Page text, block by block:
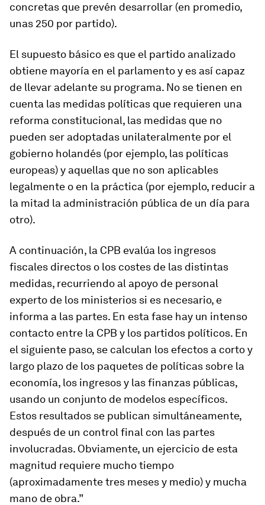
concretas que prevén desarrollar (en promedio,
unas 250 por partido).
El supuesto básico es que el partido analizado
obtiene mayoría en el parlamento y es así capaz
de llevar adelante su programa. No se tienen en
cuenta las medidas políticas que requieren una
reforma constitucional, las medidas que no
pueden ser adoptadas unilateralmente por el
gobierno holandés (por ejemplo, las políticas
europeas) y aquellas que no son aplicables
legalmente o en la práctica (por ejemplo, reducir a
la mitad la administración pública de un día para
otro).
A continuación, la CPB evalúa los ingresos
fiscales directos o los costes de las distintas
medidas, recurriendo al apoyo de personal
experto de los ministerios si es necesario, e
informa a las partes. En esta fase hay un intenso
contacto entre la CPB y los partidos políticos. En
el siguiente paso, se calculan los efectos a corto y
largo plazo de los paquetes de políticas sobre la
economía, los ingresos y las finanzas públicas,
usando un conjunto de modelos específicos.
Estos resultados se publican simultáneamente,
después de un control final con las partes
involucradas. Obviamente, un ejercicio de esta
magnitud requiere mucho tiempo
(aproximadamente tres meses y medio) y mucha
mano de obra.”